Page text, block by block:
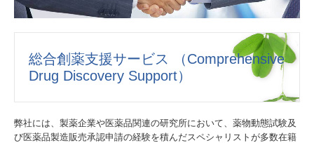
委受託の手順
業務提携先
総合創薬支援サービス
総合創薬支援サービス （Comprehensive
Drug Discovery Support）
弊社には、製薬企業や医薬品関連の研究所において、薬物動態試験及
び医薬品製造販売承認申請の経験を積んだスペシャリストが多数在籍